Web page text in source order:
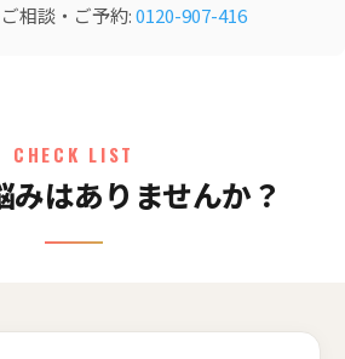
相談・ご予約:0120-907-416
CHECK LIST
みはありませんか？